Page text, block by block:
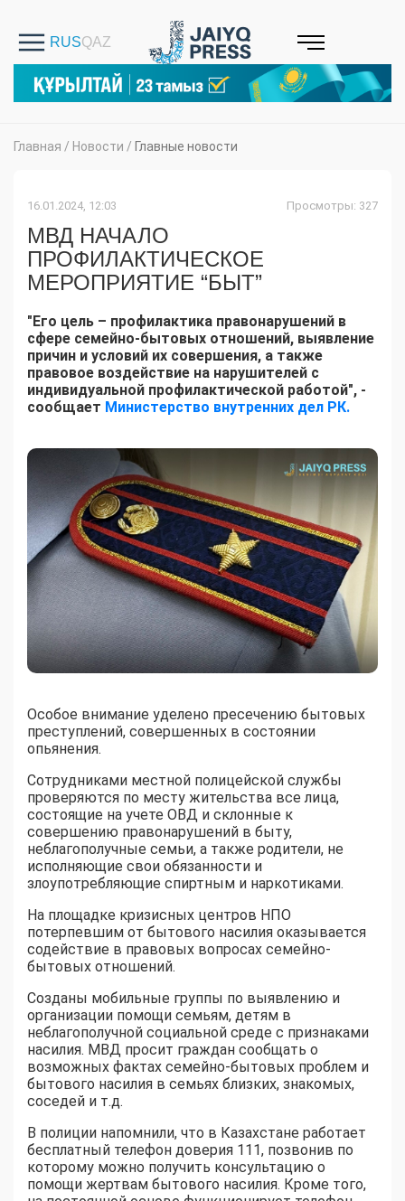
Главная / Новости / Главные новости
16.01.2024, 12:03 Просмотры: 327
МВД НАЧАЛО
ПРОФИЛАКТИЧЕСКОЕ
МЕРОПРИЯТИЕ “БЫТ”
"Его цель – профилактика правонарушений в
сфере семейно-бытовых отношений, выявление
причин и условий их совершения, а также
правовое воздействие на нарушителей с
индивидуальной профилактической работой", -
сообщает Министерство внутренних дел РК.
Особое внимание уделено пресечению бытовых
преступлений, совершенных в состоянии
опьянения.
Сотрудниками местной полицейской службы
проверяются по месту жительства все лица,
состоящие на учете ОВД и склонные к
совершению правонарушений в быту,
неблагополучные семьи, а также родители, не
исполняющие свои обязанности и
злоупотребляющие спиртным и наркотиками.
На площадке кризисных центров НПО
потерпевшим от бытового насилия оказывается
содействие в правовых вопросах семейно-
бытовых отношений.
Созданы мобильные группы по выявлению и
организации помощи семьям, детям в
неблагополучной социальной среде с признаками
насилия. МВД просит граждан сообщать о
возможных фактах семейно-бытовых проблем и
бытового насилия в семьях близких, знакомых,
соседей и т.д.
В полиции напомнили, что в Казахстане работает
бесплатный телефон доверия 111, позвонив по
которому можно получить консультацию о
помощи жертвам бытового насилия. Кроме того,